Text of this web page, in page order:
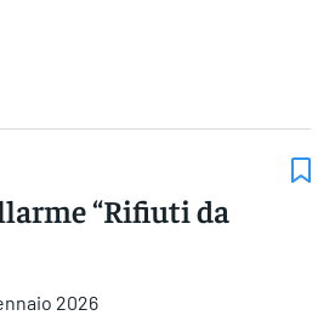
“Rifiuti da
2026